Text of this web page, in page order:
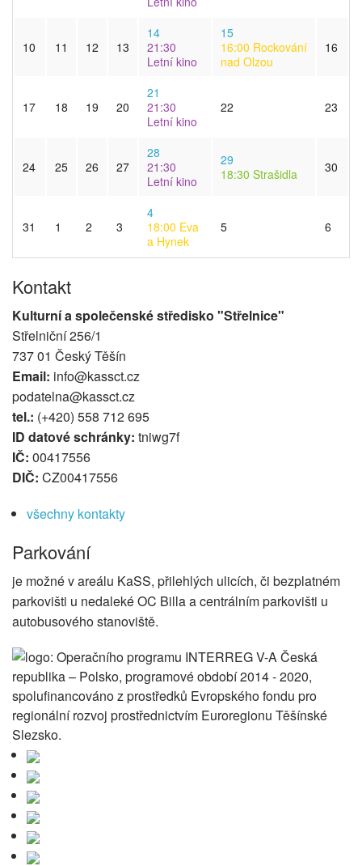
10 11 12 13
14
21:30
Letní kino
15
16:00 Rockování
nad Olzou
16
17 18 19 20
21
21:30
Letní kino
22 23
24 25 26 27
28
21:30
Letní kino
29
18:30 Strašidla 30
31 1 2 3
4
18:00 Eva
a Hynek
5 6
Kontakt
Kulturní a společenské středisko "Střelnice"
Střelniční 256/1
737 01 Český Těšín
Email: info@kassct.cz
podatelna@kassct.cz
tel.: (+420) 558 712 695
ID datové schránky: tniwg7f
IČ: 00417556
DIČ: CZ00417556
všechny kontakty
Parkování
je možné v areálu KaSS, přilehlých ulicích, či bezplatném
parkovišti u nedaleké OC Billa a centrálním parkovišti u
autobusového stanoviště.